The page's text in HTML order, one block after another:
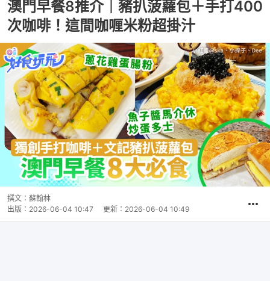
澳門早餐8推介｜豬扒菠蘿包＋手打400
次咖啡！這間咖喱米粉超掛汁
撰文： 蘇翰林
出版： 2026-06-04 10:47 更新： 2026-06-04 10:49